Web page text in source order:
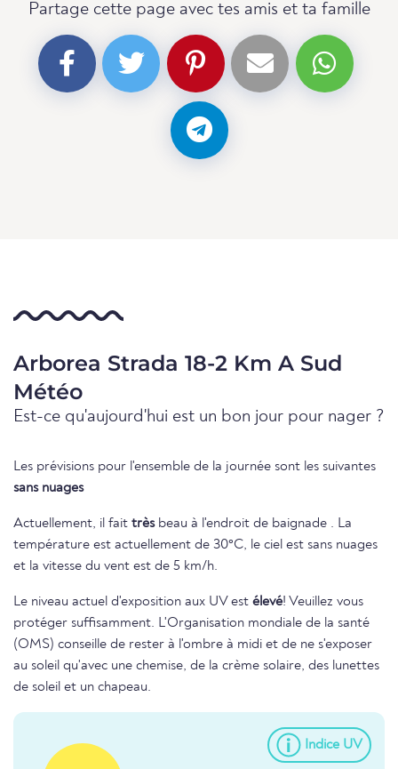
Partage cette page avec tes amis et ta famille
Arborea Strada 18-2 Km A Sud
Météo
Est-ce qu'aujourd'hui est un bon jour pour nager ?
Les prévisions pour l'ensemble de la journée sont les suivantes
sans nuages
Actuellement, il fait trèsbeau à l'endroit de baignade . La
température est actuellement de 30°C, le ciel est sans nuages
et la vitesse du vent est de 5 km/h.
Le niveau actuel d'exposition aux UV est élevé! Veuillez vous
protéger suffisamment. L'Organisation mondiale de la santé
(OMS) conseille de rester à l'ombre à midi et de ne s'exposer
au soleil qu'avec une chemise, de la crème solaire, des lunettes
de soleil et un chapeau.
Indice UV